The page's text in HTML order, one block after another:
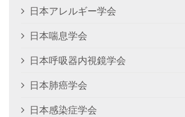
日本アレルギー学会
日本喘息学会
日本呼吸器内視鏡学会
日本肺癌学会
日本感染症学会